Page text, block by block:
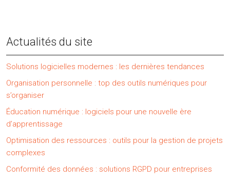
Actualités du site
Solutions logicielles modernes : les dernières tendances
Organisation personnelle : top des outils numériques pour
s’organiser
Éducation numérique : logiciels pour une nouvelle ère
d’apprentissage
Optimisation des ressources : outils pour la gestion de projets
complexes
Conformité des données : solutions RGPD pour entreprises